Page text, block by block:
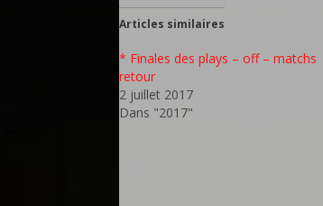
Articles similaires
* Finales des plays – off – matchs
retour
2 juillet 2017
Dans "2017"